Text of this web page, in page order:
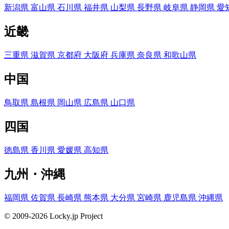
新潟県 富山県 石川県 福井県 山梨県 長野県 岐阜県 静岡県 愛
近畿
三重県 滋賀県 京都府 大阪府 兵庫県 奈良県 和歌山県
中国
鳥取県 島根県 岡山県 広島県 山口県
四国
徳島県 香川県 愛媛県 高知県
九州・沖縄
福岡県 佐賀県 長崎県 熊本県 大分県 宮崎県 鹿児島県 沖縄県
© 2009-2026 Locky.jp Project